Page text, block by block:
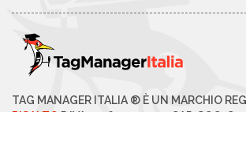
TAG MANAGER ITALIA ® È UN MARCHIO
RISALTO P.IVA 03769390240 - CAP. SOC. €